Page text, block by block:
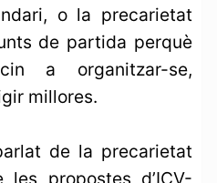
o la precarietat
de partida perquè
a organitzar-se,
millores.
de la precarietat